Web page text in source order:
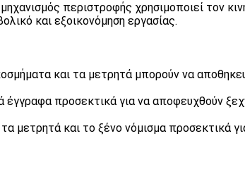
περιστροφής χρησιμοποιεί τον
και εξοικονόμηση εργασίας.
και τα μετρητά μπορούν να
έγγραφα προσεκτικά για να αποφευχθούν
μετρητά και το ξένο νόμισμα προσεκτικά